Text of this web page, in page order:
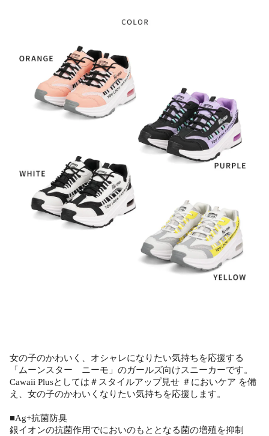
女の子のかわいく、オシャレになりたい気持ちを応援する
「ムーンスター ニーモ」のガールズ向けスニーカーです。
Cawaii Plusとしては＃スタイルアップ見せ ＃においケア を備
え、女の子のかわいくなりたい気持ちを応援します。
■Ag+抗菌防臭
銀イオンの抗菌作用でにおいのもととなる菌の増殖を抑制